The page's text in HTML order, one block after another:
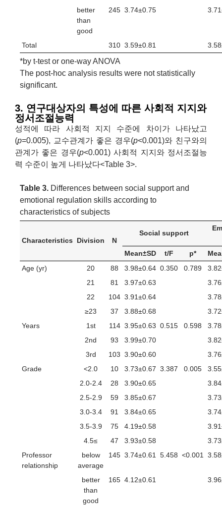
better
than
good
245 3.74±0.75
Total 310 3.59±0.81
*by t-test or one-way ANOVA
The post-hoc analysis results were not statistically
significant.
3. 연구대상자의 특성에 따른 사회적 지지와
정서조절능력
성적에 따라 사회적 지지 수준에 차이가 나타났고
(p=0.005), 교수관계가 좋은 경우(p<0.001)와 친구와의
관계가 좋은 경우(p<0.001) 사회적 지지와 정서조절능
력 수준이 높게 나타났다<Table 3>.
Table 3. Differences between social support and
emotional regulation skills according to
characteristics of subjects
Characteristics Division N
Social support
Mean±SD t/F p*
Age (yr)
20 88 3.98±0.64 0.350 0.789
21
81 3.97±0.63
22
104 3.91±0.64
≥23
37 3.88±0.68
Years
1st 114 3.95±0.63 0.515 0.598
2nd
93 3.99±0.70
3rd
103 3.90±0.60
Grade
<2.0 10 3.73±0.67 3.387 0.005
2.0-2.4
28 3.90±0.65
2.5-2.9
59 3.85±0.67
3.0-3.4
91 3.84±0.65
3.5-3.9
75 4.19±0.58
4.5≤
47 3.93±0.58
Professor
relationship
below
average
145 3.74±0.61 5.458 <0.001
better
than
good
165 4.12±0.61